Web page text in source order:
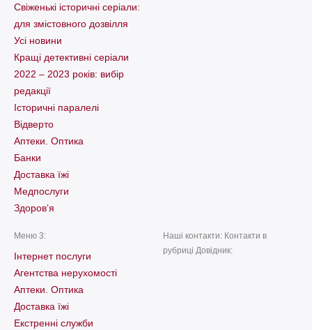
Свіженькі історичні серіали:
для змістовного дозвілля
Усі новини
Кращі детективні серіали
2022 – 2023 років: вибір
редакції
Історичні паралелі
Відверто
Аптеки. Оптика
Банки
Доставка їжі
Медпослуги
Здоров’я
Меню 3:
Інтернет послуги
Агентства нерухомості
Аптеки. Оптика
Доставка їжі
Екстренні служби
Наші контакти: Контакти в
рубриці Довідник: